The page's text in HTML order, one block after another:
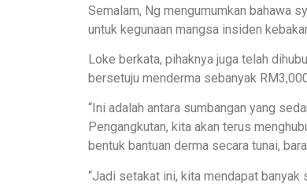
Semalam, Ng mengumumkan bahawa
untuk kegunaan mangsa insiden
Loke berkata, pihaknya juga telah
bersetuju menderma sebanyak
“Ini adalah antara sumbangan yang
Pengangkutan, kita akan terus
bentuk bantuan derma secara tunai,
“Jadi setakat ini, kita mendapat